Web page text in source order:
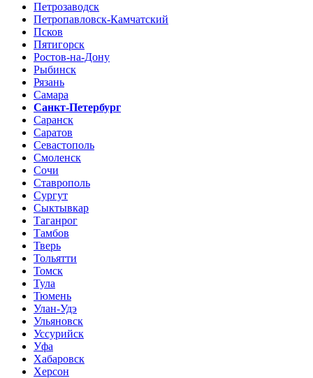
Петрозаводск
Петропавловск-Камчатский
Псков
Пятигорск
Ростов-на-Дону
Рыбинск
Рязань
Самара
Санкт-Петербург
Саранск
Саратов
Севастополь
Смоленск
Сочи
Ставрополь
Сургут
Сыктывкар
Таганрог
Тамбов
Тверь
Тольятти
Томск
Тула
Тюмень
Улан-Удэ
Ульяновск
Уссурийск
Уфа
Хабаровск
Херсон